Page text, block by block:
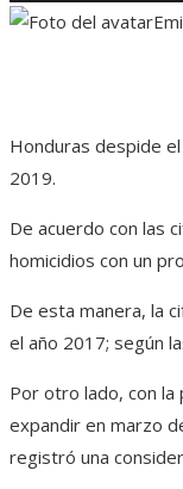
Honduras despide
2019.
De acuerdo con las
homicidios con un
De esta manera, la
el año 2017; según
Por otro lado, con la
expandir en marzo
registró una